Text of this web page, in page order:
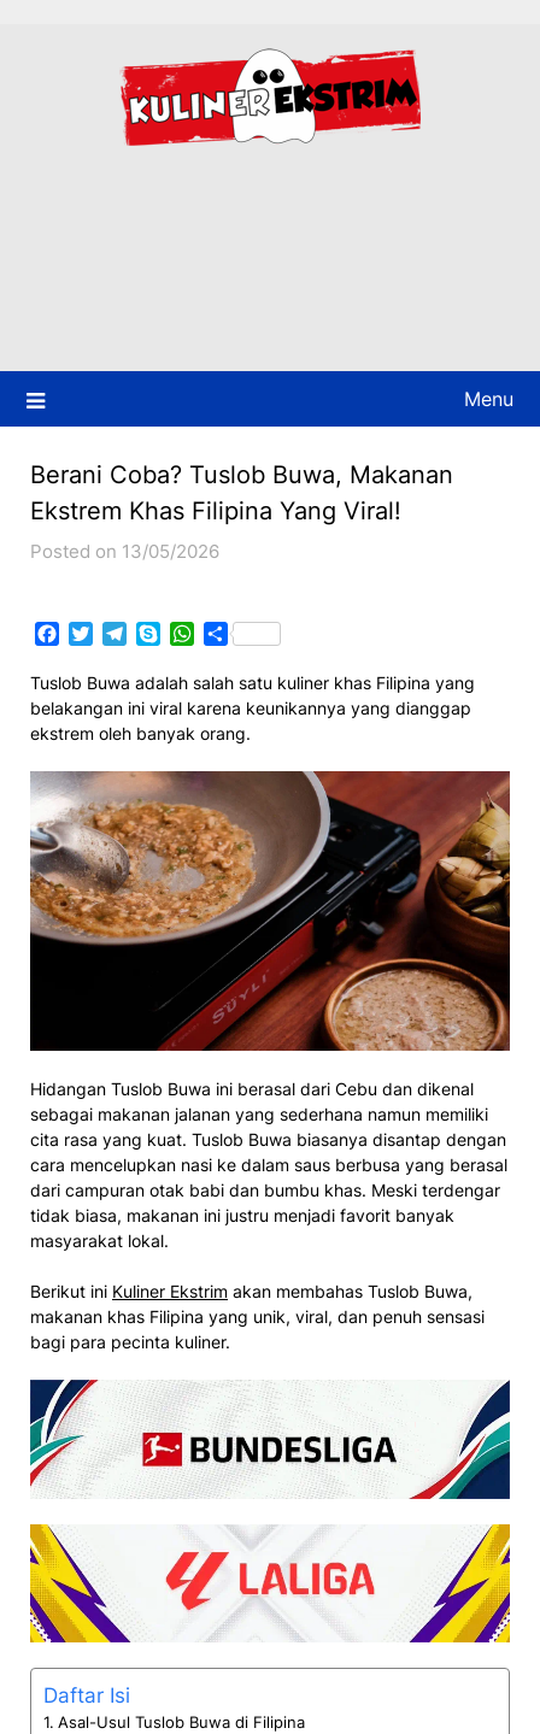
Menu
Berani Coba? Tuslob Buwa, Makanan
Ekstrem Khas Filipina Yang Viral!
Posted on 13/05/2026
Facebook
TwitterTelegram
SkypeWhatsApp
Share
Tuslob Buwa adalah salah satu kuliner khas Filipina yang
belakangan ini viral karena keunikannya yang dianggap
ekstrem oleh banyak orang.
Hidangan Tuslob Buwa ini berasal dari Cebu dan dikenal
sebagai makanan jalanan yang sederhana namun memiliki
cita rasa yang kuat. Tuslob Buwa biasanya disantap dengan
cara mencelupkan nasi ke dalam saus berbusa yang berasal
dari campuran otak babi dan bumbu khas. Meski terdengar
tidak biasa, makanan ini justru menjadi favorit banyak
masyarakat lokal.
Berikut ini Kuliner Ekstrim akan membahas Tuslob Buwa,
makanan khas Filipina yang unik, viral, dan penuh sensasi
bagi para pecinta kuliner.
Daftar Isi
Asal-Usul Tuslob Buwa di Filipina